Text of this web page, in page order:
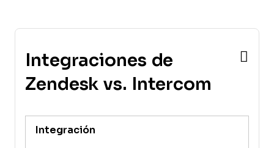
Integraciones de
Zendesk vs. Intercom
Integración